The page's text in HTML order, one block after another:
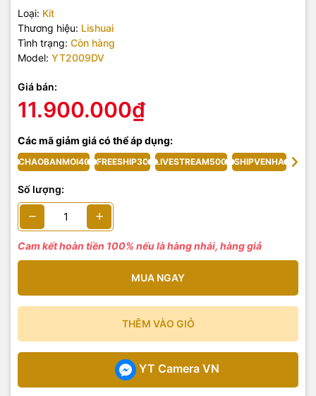
Loại: Kit
Thương hiệu: Lishuai
Tình trạng: Còn hàng
Model: YT2009DV
Giá bán:
11.900.000₫
Các mã giảm giá có thể áp dụng:
CHAOBANMOI40 FREESHIP30 LIVESTREAM500 SHIPVENHA
Số lượng:
Cam kết hoàn tiền 100% nếu là hàng nhái, hàng giả
MUA NGAY
THÊM VÀO GIỎ
YT Camera VN